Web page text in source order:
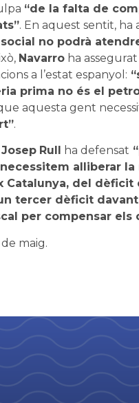
“de la falta de
. En aquest sentit, ha
no podrà
Navarro ha
a l’estat espanyol:
prima no és el
aquesta gent
.
Josep Rull ha defensat
alliberar
Catalunya, del dèficit
tercer dèficit
per compensar els
maig.